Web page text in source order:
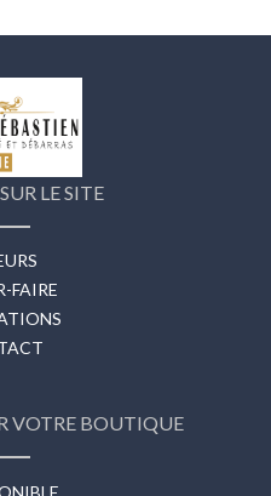
LE SITE
FAIRE
VOTRE BOUTIQUE